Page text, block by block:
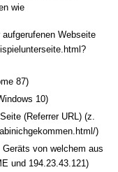
wie
Webseite
87)
10)
(Referrer URL) (z.
)
von welchem aus
und 194.23.43.121)